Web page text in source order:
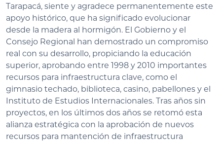
Tarapacá, siente y agradece permanentemente este
apoyo histórico, que ha significado evolucionar
desde la madera al hormigón. El Gobierno y el
Consejo Regional han demostrado un compromiso
real con su desarrollo, propiciando la educación
superior, aprobando entre 1998 y 2010 importantes
recursos para infraestructura clave, como el
gimnasio techado, biblioteca, casino, pabellones y el
Instituto de Estudios Internacionales. Tras años sin
proyectos, en los últimos dos años se retomó esta
alianza estratégica con la aprobación de nuevos
recursos para mantención de infraestructura